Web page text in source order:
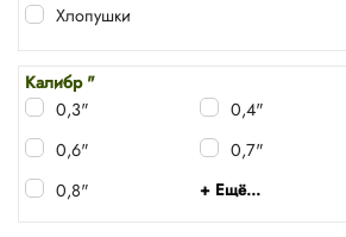
Хлопушки
Калибр "
0,3"
0,4"
0,6"
0,7"
0,8"
+ Ещё...